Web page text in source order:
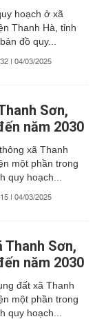
hoạch ở xã
Thanh Hà, tỉnh
đồ quy...
| 04/03/2025
Sơn,
năm 2030
xã Thanh
một phần trong
quy hoạch...
| 04/03/2025
Sơn,
năm 2030
đất xã Thanh
một phần trong
quy hoạch...